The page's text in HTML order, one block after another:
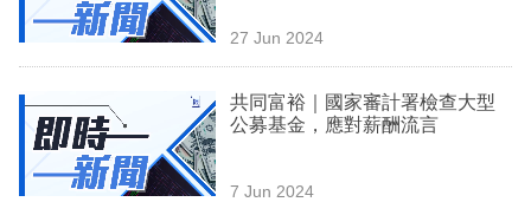
投
資
理
27 Jun 2024
共同富裕｜國家審計署檢查大型
公募基金，應對薪酬流言
7 Jun 2024